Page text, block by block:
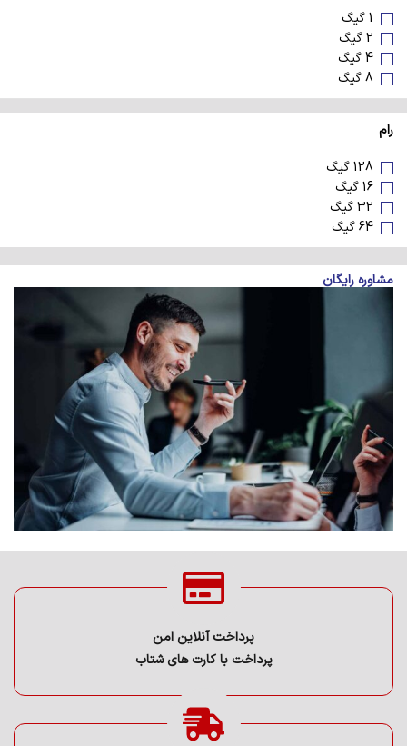
1 گیگ
2 گیگ
4 گیگ
8 گیگ
رام
128 گیگ
16 گیگ
32 گیگ
64 گیگ
مشاوره رایگان
پرداخت با کارت های شتاب
پرداخت آنلاین امن